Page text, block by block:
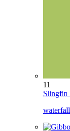
11
Slingfin
waterfall